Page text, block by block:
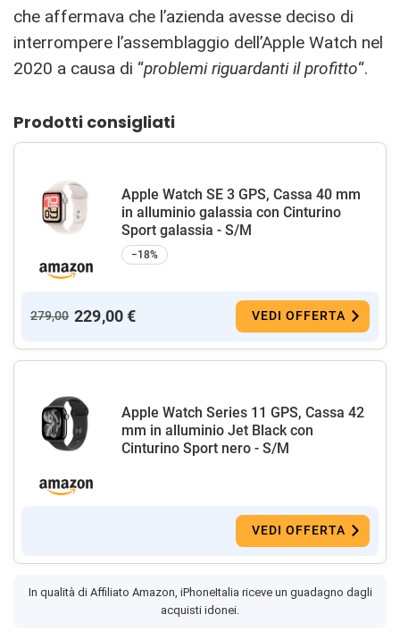
che affermava che l’azienda avesse deciso di
interrompere l’assemblaggio dell’Apple Watch nel
2020 a causa di “problemi riguardanti il profitto“.
Prodotti consigliati
Apple Watch SE 3 GPS, Cassa 40 mm
in alluminio galassia con Cinturino
Sport galassia - S/M
−18%
279,00 229,00 € VEDI OFFERTA
Apple Watch Series 11 GPS, Cassa 42
mm in alluminio Jet Black con
Cinturino Sport nero - S/M
VEDI OFFERTA
In qualità di Affiliato Amazon, iPhoneItalia riceve un guadagno dagli
acquisti idonei.